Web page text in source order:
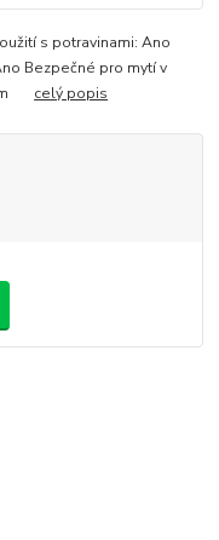
s potravinami: Ano
Bezpečné pro mytí v
celý popis